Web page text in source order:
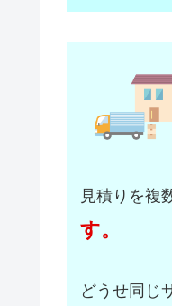
見積りを複
す。
どうせ同じ